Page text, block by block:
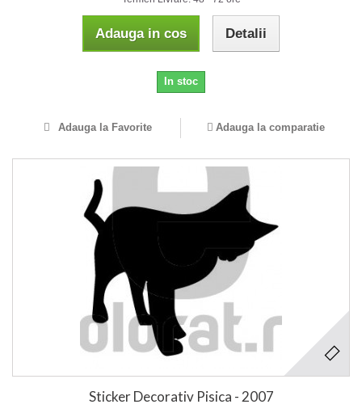
Adauga in cos Detalii
In stoc
Adauga la Favorite Adauga la comparatie
Sticker Decorativ Pisica - 2007